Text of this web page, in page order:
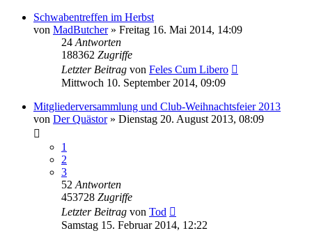
Schwabentreffen im Herbst
von MadButcher» Freitag 16. Mai 2014, 14:09
24 Antworten
188362 Zugriffe
Letzter Beitrag von Feles Cum Libero
Mittwoch 10. September 2014, 09:09
Mitgliederversammlung und Club-Weihnachtsfeier 2013
von Der Quästor» Dienstag 20. August 2013, 08:09
1
2
3
52 Antworten
453728 Zugriffe
Letzter Beitrag von Tod
Samstag 15. Februar 2014, 12:22